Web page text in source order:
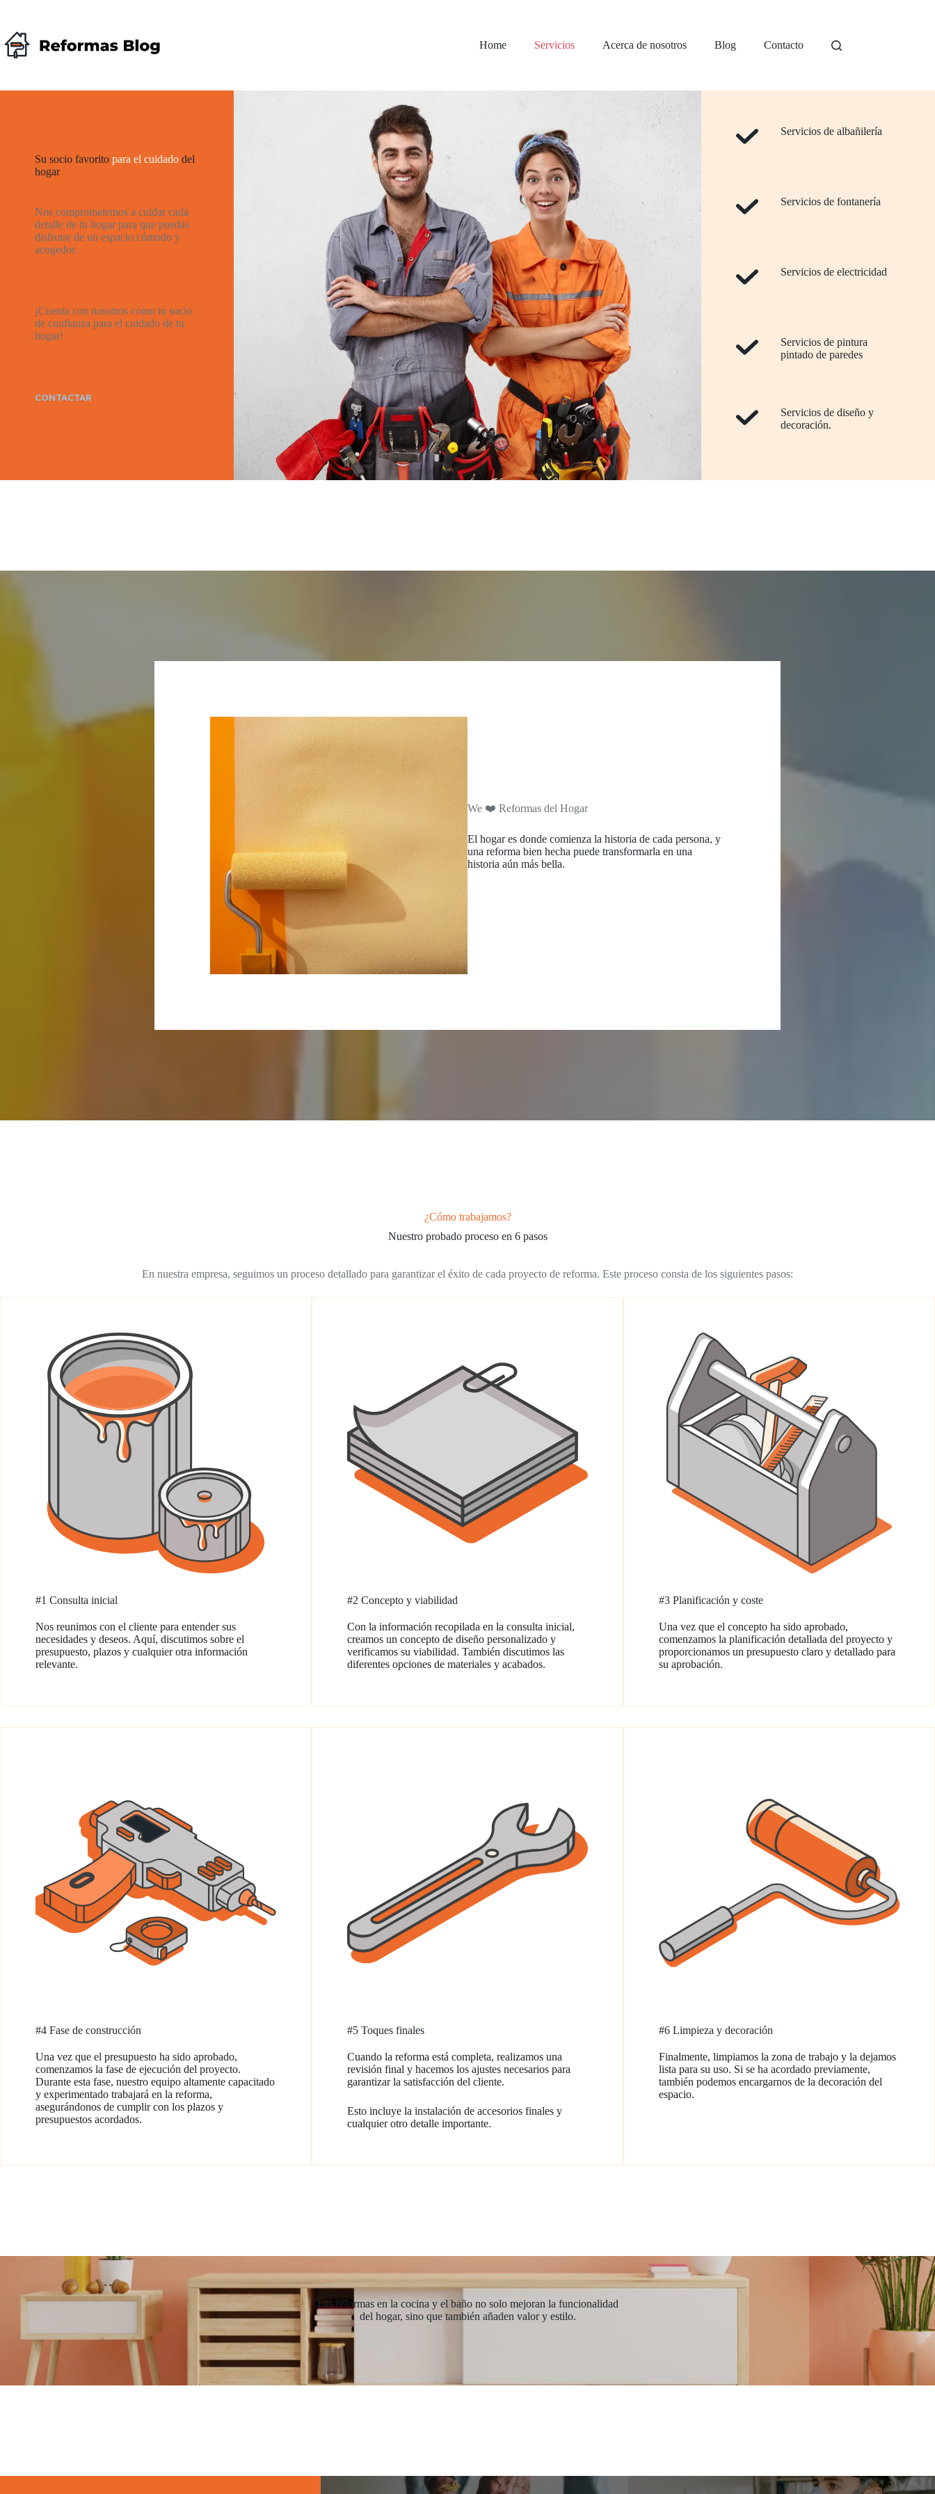
contenido
Home
Servicios Acerca de nosotros Blog Contacto
Su socio favorito para el cuidado del
hogar
Nos comprometemos a cuidar cada
detalle de tu hogar para que puedas
disfrutar de un espacio cómodo y
acogedor.
¡Cuenta con nosotros como tu socio
de confianza para el cuidado de tu
hogar!
CONTACTAR
Servicios de albañilería
Servicios de fontanería
Servicios de electricidad
Servicios de pintura
pintado de paredes
Servicios de diseño y
decoración.
We ❤️ Reformas del Hogar
El hogar es donde comienza la historia de cada persona, y
una reforma bien hecha puede transformarla en una
historia aún más bella.
¿Cómo trabajamos?
Nuestro probado proceso en 6 pasos
En nuestra empresa, seguimos un proceso detallado para garantizar el éxito de cada proyecto de reforma. Este proceso consta de los siguientes pasos:
#1 Consulta inicial
Nos reunimos con el cliente para entender sus
necesidades y deseos. Aquí, discutimos sobre el
presupuesto, plazos y cualquier otra información
relevante.
#2 Concepto y viabilidad
Con la información recopilada en la consulta inicial,
creamos un concepto de diseño personalizado y
verificamos su viabilidad. También discutimos las
diferentes opciones de materiales y acabados.
#3 Planificación y coste
Una vez que el concepto ha sido aprobado,
comenzamos la planificación detallada del proyecto y
proporcionamos un presupuesto claro y detallado para
su aprobación.
#4 Fase de construcción
Una vez que el presupuesto ha sido aprobado,
comenzamos la fase de ejecución del proyecto.
Durante esta fase, nuestro equipo altamente capacitado
y experimentado trabajará en la reforma,
asegurándonos de cumplir con los plazos y
presupuestos acordados.
#5 Toques finales
Cuando la reforma está completa, realizamos una
revisión final y hacemos los ajustes necesarios para
garantizar la satisfacción del cliente.
Esto incluye la instalación de accesorios finales y
cualquier otro detalle importante.
#6 Limpieza y decoración
Finalmente, limpiamos la zona de trabajo y la dejamos
lista para su uso. Si se ha acordado previamente,
también podemos encargarnos de la decoración del
espacio.
Las reformas en la cocina y el baño no solo mejoran la funcionalidad
del hogar, sino que también añaden valor y estilo.